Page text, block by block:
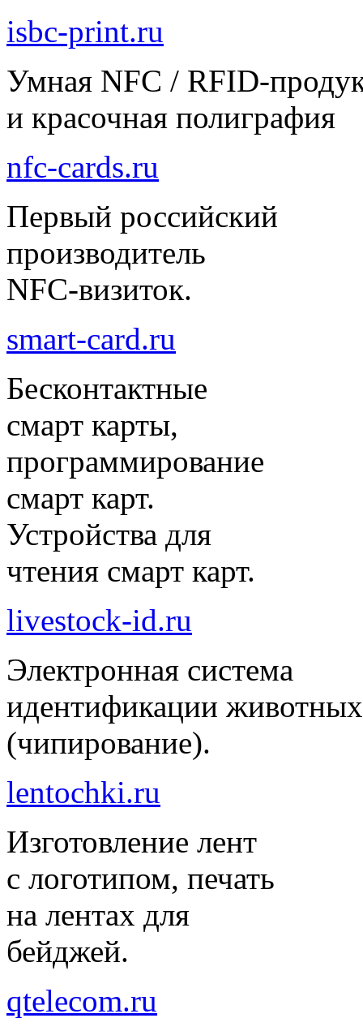
isbc-print.ru
Умная NFC / RFID-
и красочная полиграфия
nfc-cards.ru
Первый российский
производитель
NFC-визиток.
smart-card.ru
Бесконтактные
смарт карты,
программирование
смарт карт.
Устройства для
чтения смарт карт.
livestock-id.ru
Электронная система
идентификации животных
(чипирование).
lentochki.ru
Изготовление лент
с логотипом, печать
на лентах для
бейджей.
qtelecom.ru